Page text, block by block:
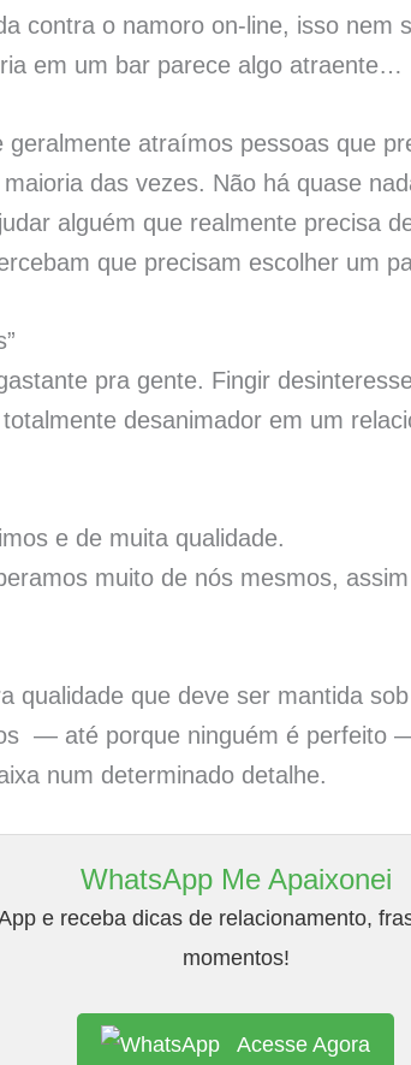
contra o namoro on-line, isso nem
em um bar parece algo atraente…
atraímos pessoas que
das vezes. Não há quase
alguém que realmente precisa
que precisam escolher um
pra gente. Fingir
desanimador em um
e de muita qualidade.
muito de nós mesmos,
qualidade que deve ser mantida
— até porque ninguém é perfeito
num determinado detalhe.
WhatsApp Me Apaixonei
e receba dicas de relacionamento,
momentos!
Acesse Agora